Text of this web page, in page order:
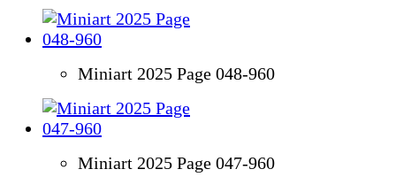
Miniart 2025 Page 048-960
Miniart 2025 Page 047-960